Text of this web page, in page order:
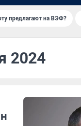
предлагают на ВЭФ?
2024